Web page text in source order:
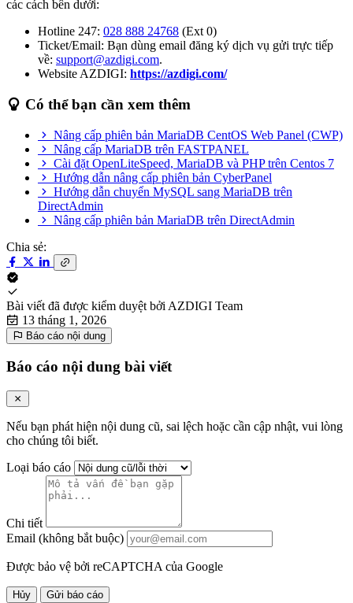
các cách bên dưới:
Hotline 247: 028 888 24768 (Ext 0)
Ticket/Email: Bạn dùng email đăng ký dịch vụ gửi trực tiếp
về: support@azdigi.com.
Website AZDIGI: https://azdigi.com/
Có thể bạn cần xem thêm
Nâng cấp phiên bản MariaDB CentOS Web Panel (CWP)
Nâng cấp MariaDB trên FASTPANEL
Cài đặt OpenLiteSpeed, MariaDB và PHP trên Centos 7
Hướng dẫn nâng cấp phiên bản CyberPanel
Hướng dẫn chuyển MySQL sang MariaDB trên
DirectAdmin
Nâng cấp phiên bản MariaDB trên DirectAdmin
Chia sẻ:
Bài viết đã được kiểm duyệt bởi AZDIGI Team
13 tháng 1, 2026
Báo cáo nội dung
Báo cáo nội dung bài viết
Nếu bạn phát hiện nội dung cũ, sai lệch hoặc cần cập nhật, vui lòng
cho chúng tôi biết.
Loại báo cáo
Chi tiết
Email (không bắt buộc)
Được bảo vệ bởi reCAPTCHA của Google
Hủy Gửi báo cáo